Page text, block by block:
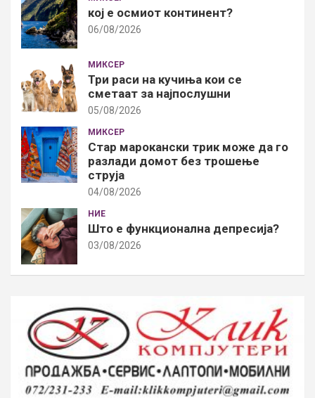
кој е осмиот континент?
06/08/2026
МИКСЕР
Три раси на кучиња кои се
сметаат за најпослушни
05/08/2026
МИКСЕР
Стар марокански трик може да го
разлади домот без трошење
струја
04/08/2026
НИЕ
Што е функционална депресија?
03/08/2026